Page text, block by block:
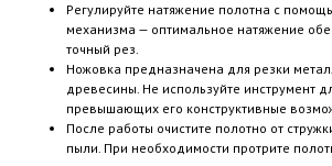
Регулируйте натяжение полотна с
механизма — оптимальное натяжение
точный рез.
Ножовка предназначена для резки
древесины. Не используйте инструмент
превышающих его конструктивные
После работы очистите полотно от
пыли. При необходимости протрите